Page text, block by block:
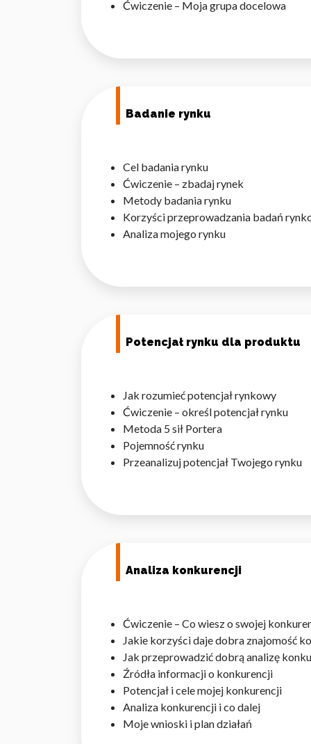
Ćwiczenie – Moja grupa docelowa
Badanie rynku
Cel badania rynku
Ćwiczenie – zbadaj rynek
Metody badania rynku
Korzyści przeprowadzania badań
Analiza mojego rynku
Potencjał rynku dla produktu
Jak rozumieć potencjał rynkowy
Ćwiczenie – określ potencjał rynku
Metoda 5 sił Portera
Pojemność rynku
Przeanalizuj potencjał Twojego rynku
Analiza konkurencji
Ćwiczenie – Co wiesz o swojej
Jakie korzyści daje dobra znajomość
Jak przeprowadzić dobrą analizę
Źródła informacji o konkurencji
Potencjał i cele mojej konkurencji
Analiza konkurencji i co dalej
Moje wnioski i plan działań
analitycznym. Partnerzy
Niezbędne
Niezbędne pliki cookie mają
sposób bez nich. Te pliki
np. preferowany język lub
Marketing
Marketingowe pliki cookie
reklam, które są istotne i
reklamodawców strony